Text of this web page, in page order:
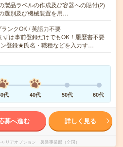
製品ラベルの作成及び容器への貼付(2)
選別及び機械装置を用…
ンクOK / 英語力不要
は事前登録だけでもOK！履歴書不要
登録★氏名・職種などを入力す…
代 40代 50代 60代
募へ進む 詳しく見る
リアオプション 製造事業部（全国）